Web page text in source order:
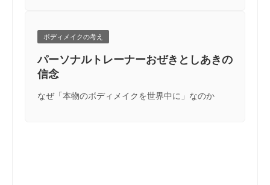
ボディメイクの考え
パーソナルトレーナーおぜきとしあきの
信念
なぜ「本物のボディメイクを世界中に」なのか